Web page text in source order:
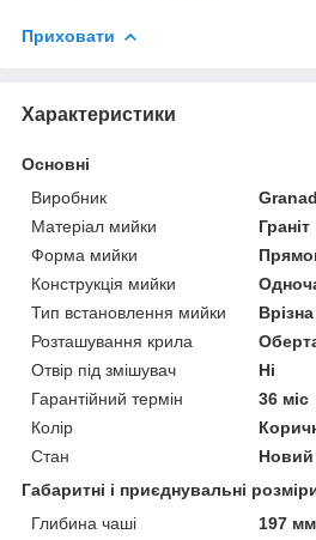
Приховати
Характеристики
Основні
Виробник
Матеріал мийки
Граніт
Форма мийки
Конструкція мийки
Тип встановлення мийки
Врізна
Розташування крила
Отвір під змішувач
Ні
Гарантійний термін
36 міс
Колір
Стан
Новий
Габаритні і приєднувальні
Глибина чаші
197 мм